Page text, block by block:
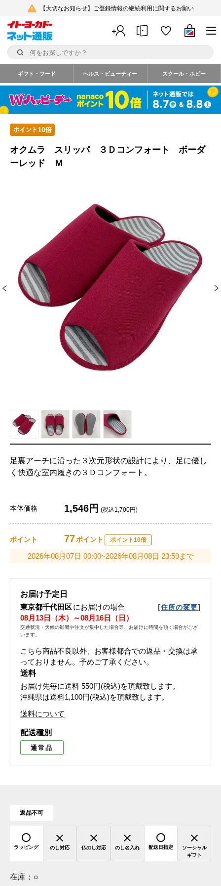
【大切なお知らせ】ご登録情報の継続利用に関するお願い
ギフト・フード ヘルス・ビューティー スクール・ホビー
オクムラ スリッパ ３Ｄコンフォート ボーダ
ーレッド Ｍ
足裏アーチに沿った３次元形状の設計により、足に優し
く快適な室内履きの３Ｄコンフォート。
本体価格 1,546円 (税込1,700円)
ポイント 77ポイント ポイント10倍
2026年08月07日 00:00~2026年08月08日 23:59まで
お届け予定日
東京都千代田区にお届けの場合 [住所の変更]
08月13日（木）～08月16日（日）
交通状況・天候の影響や注文が集中した場合等、お届けに時間を頂く場合がござ
います。
こちら商品不良以外、お客様都合での返品・交換は承
っておりません。予めご了承ください。
送料
お届け先毎に送料 550円(税込)を頂戴致します。
沖縄県は送料1,100円(税込)を頂戴致します。
送料について
配送種別
通常品
返品不可
ラッピング のし対応 仏のし対応 のし名入れ 配送日指定
ソーシャル
ギフト
在庫： ○